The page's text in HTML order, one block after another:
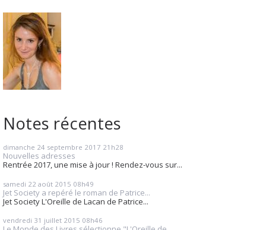
Notes récentes
dimanche 24 septembre 2017 21h28
Nouvelles adresses
Rentrée 2017, une mise à jour ! Rendez-vous sur...
samedi 22 août 2015 08h49
Jet Society a repéré le roman de Patrice...
Jet Society L'Oreille de Lacan de Patrice...
vendredi 31 juillet 2015 08h46